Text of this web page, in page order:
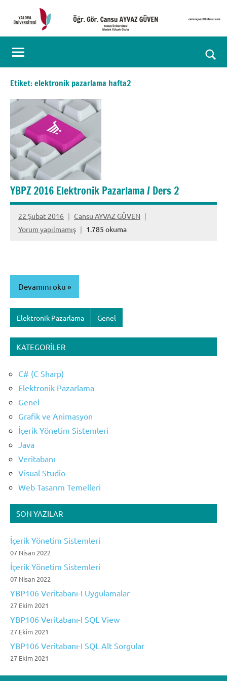
Öğr.
Gör.
Cansu
AYVAZ
GÜVEN
Web
Sayfası
Etiket:elektronik pazarlama hafta2
YBPZ 2016 Elektronik Pazarlama / Ders 2
22 Şubat 2016
Cansu AYVAZ GÜVEN
Yorum yapılmamış
1.785 okuma
Devamını oku
Elektronik Pazarlama Genel
KATEGORILER
C# (C Sharp)
Elektronik Pazarlama
Genel
Grafik ve Animasyon
İçerik Yönetim Sistemleri
Java
Veritabanı
Visual Studio
Web Tasarım Temelleri
SON YAZILAR
İçerik Yönetim Sistemleri
07 Nisan 2022
İçerik Yönetim Sistemleri
07 Nisan 2022
YBP106 Veritabanı-I Uygulamalar
27 Ekim 2021
YBP106 Veritabanı-I SQL View
27 Ekim 2021
YBP106 Veritabanı-I SQL Alt Sorgular
27 Ekim 2021